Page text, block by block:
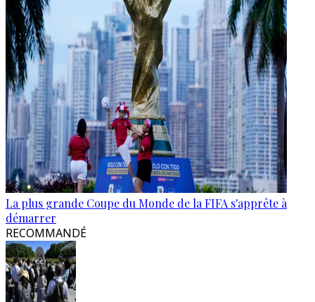
La plus grande Coupe du Monde de la FIFA s'apprête à
démarrer
RECOMMANDÉ